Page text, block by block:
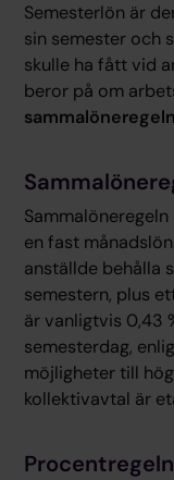
Semesterlön är
sin semester och
skulle ha fått vid
beror på om
sammalöneregeln
en fast
anställde behålla
semestern, plus
är vanligtvis 0,43
semesterdag,
möjligheter till
kollektivavtal är
Procentregeln